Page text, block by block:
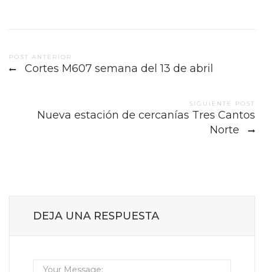
Post
POST ANTERIOR
Cortes M607 semana del 13 de abril
SIGUIENTE POST
Nueva estación de cercanías Tres Cantos
Norte
DEJA UNA RESPUESTA